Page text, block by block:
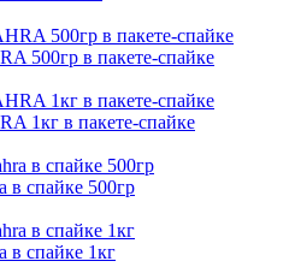
500гр в пакете-спайке
1кг в пакете-спайке
спайке 500гр
спайке 1кг